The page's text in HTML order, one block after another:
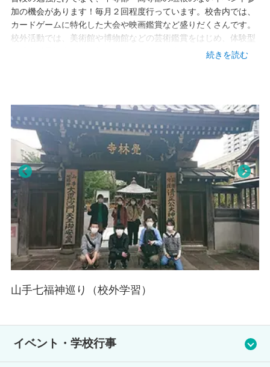
アクセス
・JR山手線、東京メトロ、東急線 目黒駅 徒歩5分
加の機会があります！毎月２回程度行っています。校舎内では、
カードゲームに特化した大会や映画鑑賞など盛りだくさんです。
校外活動では、美術館や博物館などの芸術鑑賞をはじめ、体験型
の社会科見学会なども行われます。家とも違う、学校とも違う、
続きを読む
Pre
山手七福神巡り（校外学習）
Nex
t
イベント・学校行事